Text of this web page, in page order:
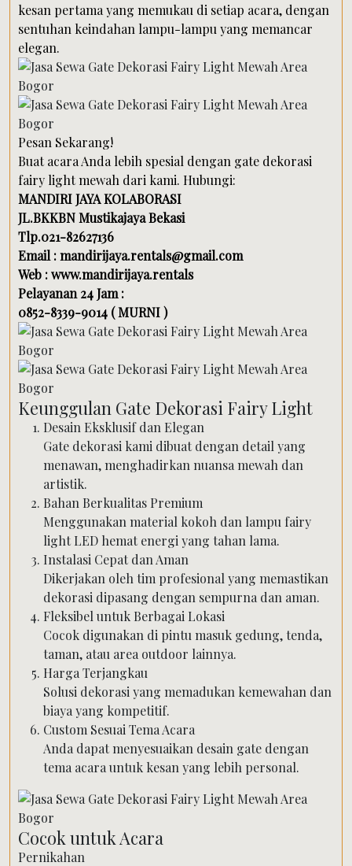
kesan pertama yang memukau di setiap acara, dengan
sentuhan keindahan lampu-lampu yang memancar
elegan.
Pesan Sekarang!
Buat acara Anda lebih spesial dengan gate dekorasi
fairy light mewah dari kami. Hubungi:
MANDIRI JAYA KOLABORASI
JL.BKKBN Mustikajaya Bekasi
Tlp.021-82627136
Email : mandirijaya.rentals@gmail.com
Web : www.mandirijaya.rentals
Pelayanan 24 Jam :
0852-8339-9014 ( MURNI )
Keunggulan Gate Dekorasi Fairy Light
Desain Eksklusif dan Elegan
Gate dekorasi kami dibuat dengan detail yang
menawan, menghadirkan nuansa mewah dan
artistik.
Bahan Berkualitas Premium
Menggunakan material kokoh dan lampu fairy
light LED hemat energi yang tahan lama.
Instalasi Cepat dan Aman
Dikerjakan oleh tim profesional yang memastikan
dekorasi dipasang dengan sempurna dan aman.
Fleksibel untuk Berbagai Lokasi
Cocok digunakan di pintu masuk gedung, tenda,
taman, atau area outdoor lainnya.
Harga Terjangkau
Solusi dekorasi yang memadukan kemewahan dan
biaya yang kompetitif.
Custom Sesuai Tema Acara
Anda dapat menyesuaikan desain gate dengan
tema acara untuk kesan yang lebih personal.
Cocok untuk Acara
Pernikahan